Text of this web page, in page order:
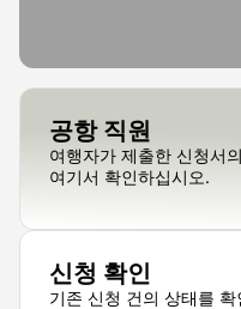
공항 직원
여행자가 제출한 신청서
여기서 확인하십시오.
신청 확인
기존 신청 건의 상태를 확